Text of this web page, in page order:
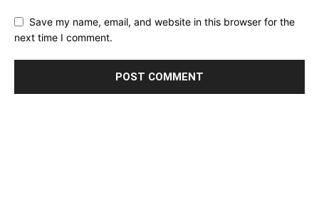
Save my name, email, and website in this browser for the
next time I comment.